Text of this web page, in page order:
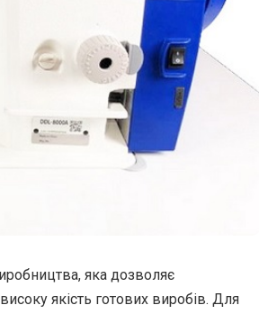
яка дозволяє
якість готових виробів. Для